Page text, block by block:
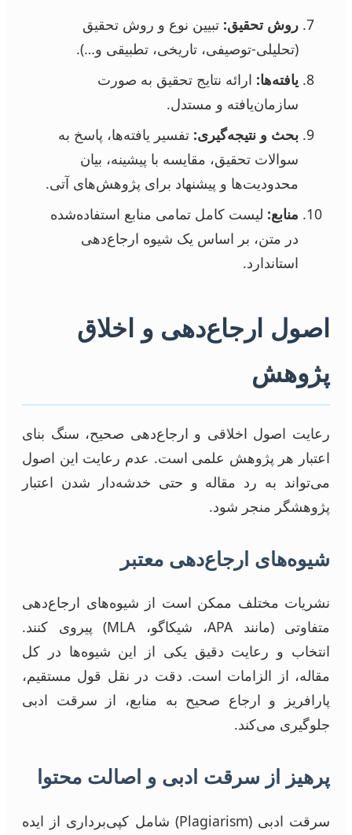
روش تحقیق: تبیین نوع و روش تحقیق
(تحلیلی-توصیفی، تاریخی، تطبیقی و…).
یافته‌ها: ارائه نتایج تحقیق به صورت
سازمان‌یافته و مستدل.
بحث و نتیجه‌گیری: تفسیر یافته‌ها، پاسخ به
سوالات تحقیق، مقایسه با پیشینه، بیان
محدودیت‌ها و پیشنهاد برای پژوهش‌های آتی.
منابع: لیست کامل تمامی منابع استفاده‌شده
در متن، بر اساس یک شیوه ارجاع‌دهی
استاندارد.
اصول ارجاع‌دهی و اخلاق
پژوهش
رعایت اصول اخلاقی و ارجاع‌دهی صحیح، سنگ بنای
اعتبار هر پژوهش علمی است. عدم رعایت این اصول
می‌تواند به رد مقاله و حتی خدشه‌دار شدن اعتبار
پژوهشگر منجر شود.
شیوه‌های ارجاع‌دهی معتبر
نشریات مختلف ممکن است از شیوه‌های ارجاع‌دهی
متفاوتی (مانند APA، شیکاگو، MLA) پیروی کنند.
انتخاب و رعایت دقیق یکی از این شیوه‌ها در کل
مقاله، از الزامات است. دقت در نقل قول مستقیم،
پارافریز و ارجاع صحیح به منابع، از سرقت ادبی
جلوگیری می‌کند.
پرهیز از سرقت ادبی و اصالت محتوا
سرقت ادبی (Plagiarism) شامل کپی‌برداری از ایده